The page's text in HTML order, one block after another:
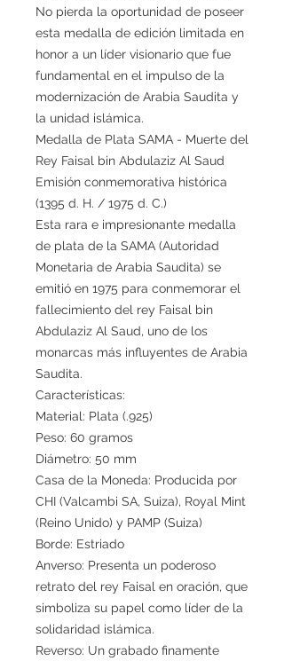
No pierda la oportunidad de poseer
esta medalla de edición limitada en
honor a un líder visionario que fue
fundamental en el impulso de la
modernización de Arabia Saudita y
la unidad islámica.
Medalla de Plata SAMA - Muerte del
Rey Faisal bin Abdulaziz Al Saud
Emisión conmemorativa histórica
(1395 d. H. / 1975 d. C.)
Esta rara e impresionante medalla
de plata de la SAMA (Autoridad
Monetaria de Arabia Saudita) se
emitió en 1975 para conmemorar el
fallecimiento del rey Faisal bin
Abdulaziz Al Saud, uno de los
monarcas más influyentes de Arabia
Saudita.
Características:
Material: Plata (.925)
Peso: 60 gramos
Diámetro: 50 mm
Casa de la Moneda: Producida por
CHI (Valcambi SA, Suiza), Royal Mint
(Reino Unido) y PAMP (Suiza)
Borde: Estriado
Anverso: Presenta un poderoso
retrato del rey Faisal en oración, que
simboliza su papel como líder de la
solidaridad islámica.
Reverso: Un grabado finamente